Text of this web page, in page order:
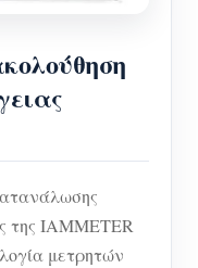
της IAMMETER
μετρητών